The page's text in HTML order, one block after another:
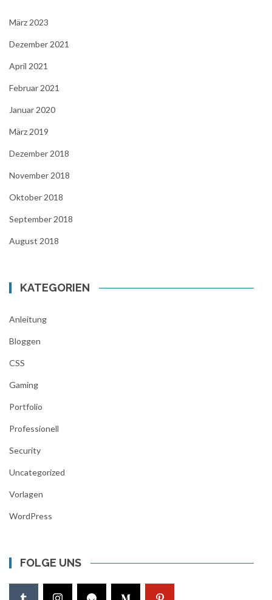
März 2023
Dezember 2021
April 2021
Februar 2021
Januar 2020
März 2019
Dezember 2018
November 2018
Oktober 2018
September 2018
August 2018
KATEGORIEN
Anleitung
Bloggen
CSS
Gaming
Portfolio
Professionell
Security
Uncategorized
Vorlagen
WordPress
FOLGE UNS